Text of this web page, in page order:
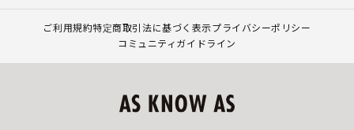
ご利用規約特定商取引法に基づく表示プライバシーポリシー
コミュニティガイドライン